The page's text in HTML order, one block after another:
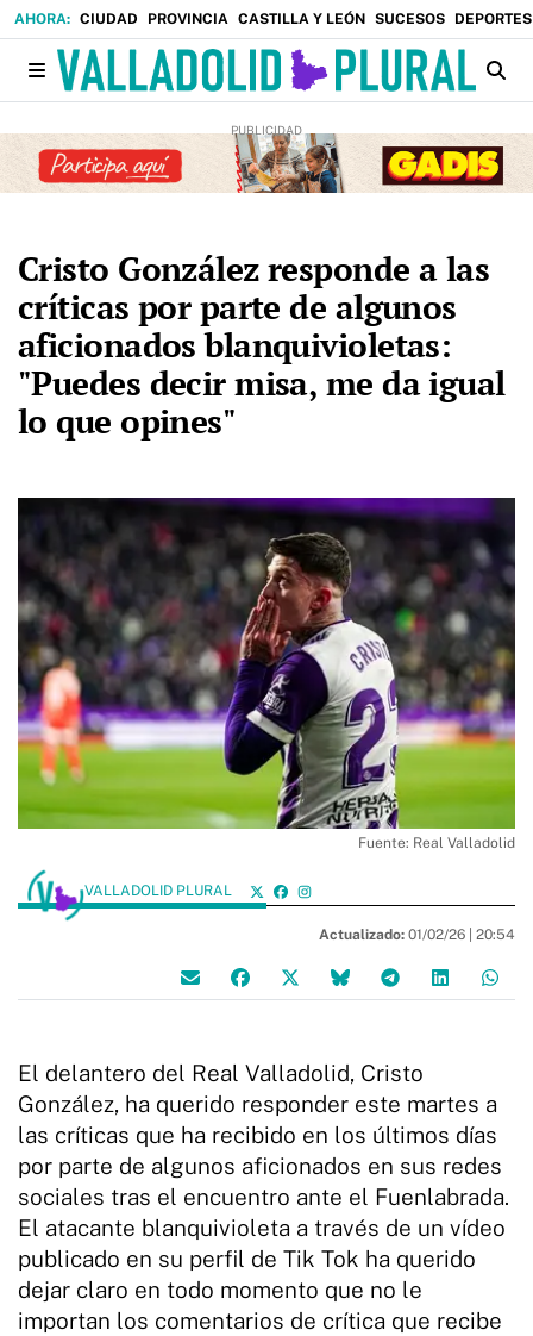
CIUDAD PROVINCIA CASTILLA Y LEÓN SUCESOS DEPORTES
Cristo González responde a las
críticas por parte de algunos
aficionados blanquivioletas:
"Puedes decir misa, me da igual
lo que opines"
Fuente: Real Valladolid
VALLADOLID PLURAL
Actualizado: 01/02/26 | 20:54
El delantero del Real Valladolid, Cristo
González, ha querido responder este martes a
las críticas que ha recibido en los últimos días
por parte de algunos aficionados en sus redes
sociales tras el encuentro ante el Fuenlabrada.
El atacante blanquivioleta a través de un vídeo
publicado en su perfil de Tik Tok ha querido
dejar claro en todo momento que no le
importan los comentarios de crítica que recibe